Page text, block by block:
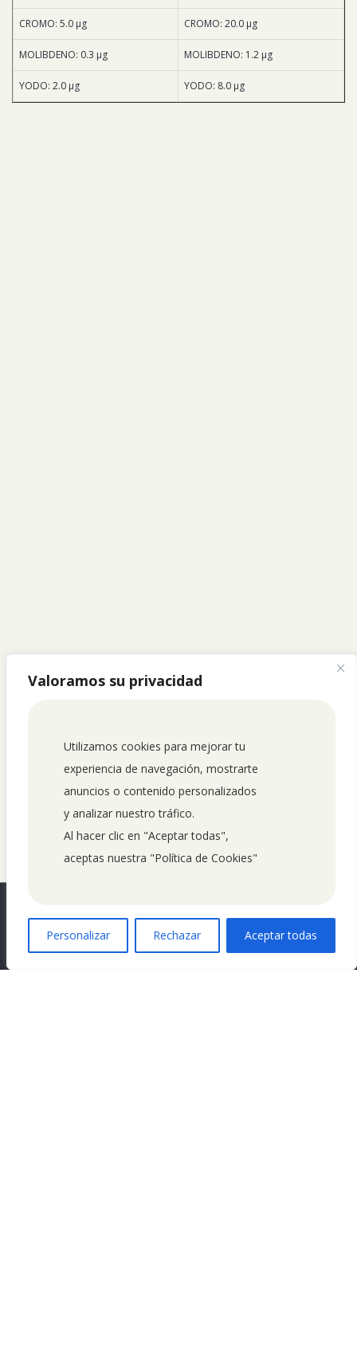
Valoramos su privacidad
Utilizamos cookies para mejorar tu
experiencia de navegación, mostrarte
anuncios o contenido personalizados
y analizar nuestro tráfico.
Al hacer clic en "Aceptar todas",
aceptas nuestra "Política de Cookies"
Personalizar Rechazar Aceptar todas
CROMO: 5.0 μg CROMO: 20.0 μg
MOLIBDENO: 0.3 μg MOLIBDENO: 1.2 μg
YODO: 2.0 μg YODO: 8.0 μg